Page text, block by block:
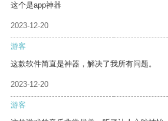
这个是app神器
2023-12-20
游客
这款软件简直是神器，解决了我所有问题。
2023-12-20
游客